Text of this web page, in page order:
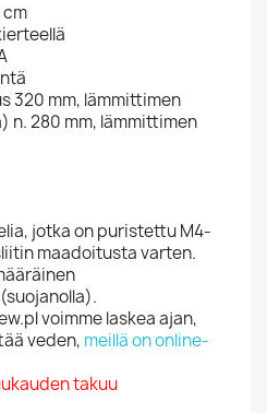
320 mm, lämmittimen
n. 280 mm, lämmittimen
jotka on puristettu M4-
maadoitusta varten.
voimme laskea ajan,
veden, meillä on online-
takuu